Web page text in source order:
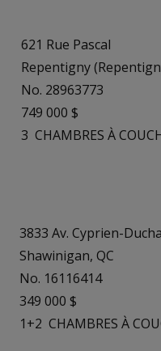
621 Rue Pascal
Repentigny
No. 28963773
749 000 $
3 CHAMBRES À
3833 Av. Cyprien-
Shawinigan, QC
No. 16116414
349 000 $
1+2 CHAMBRES À